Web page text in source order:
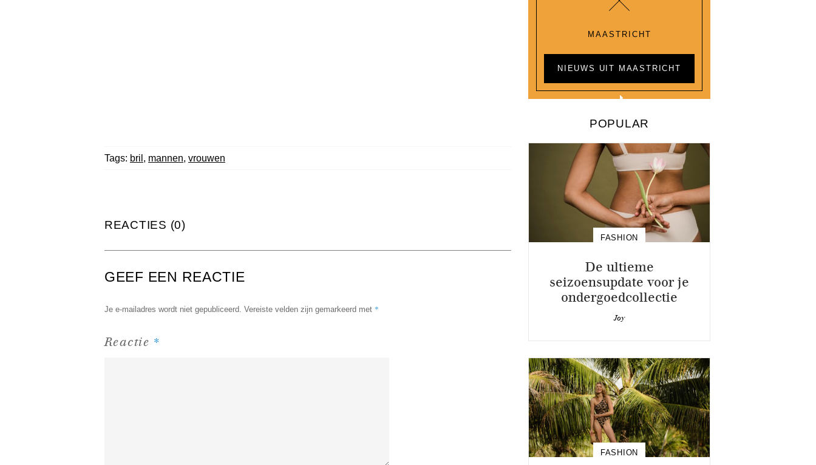
Tags: bril , mannen, vrouwen
REACTIES (0)
GEEF EEN REACTIE
Je e-mailadres wordt niet gepubliceerd. Vereiste velden zijn gemarkeerd met *
Reactie *
MAASTRICHT
NIEUWS UIT MAASTRICHT
POPULAR
FASHION
De ultieme
seizoensupdate voor je
ondergoedcollectie
Joy
FASHION